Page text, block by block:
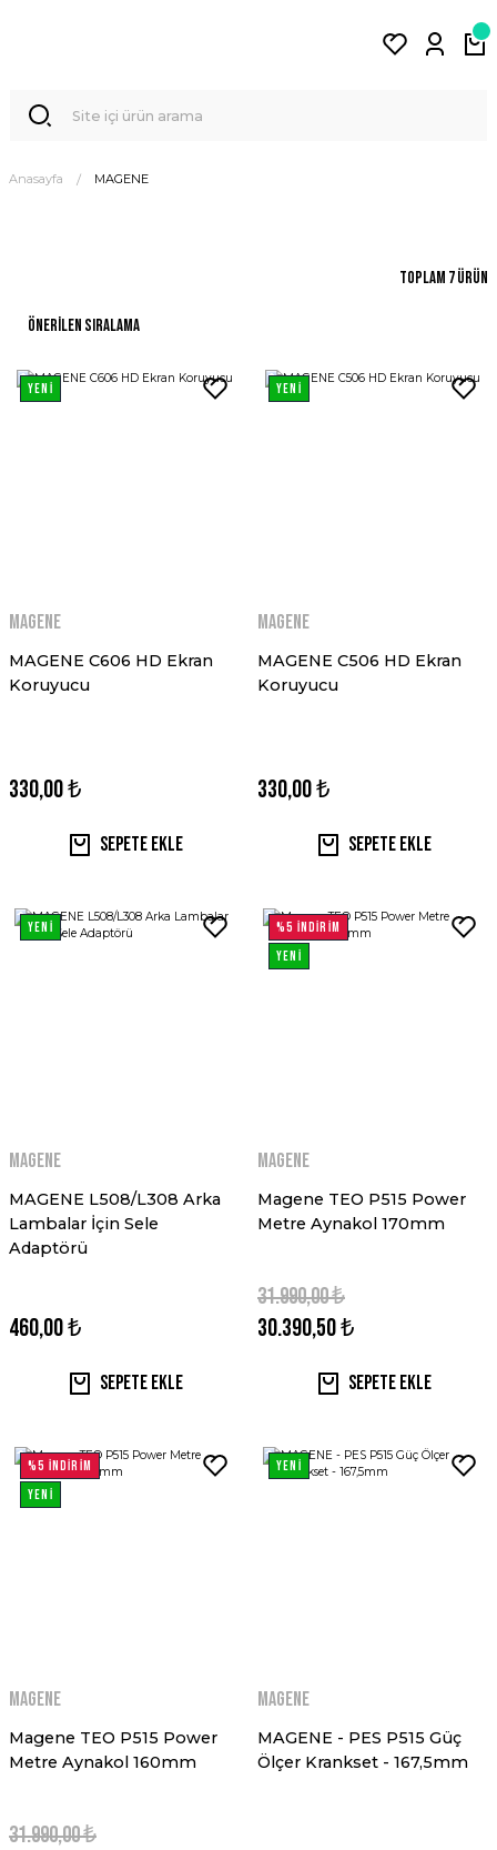
Anasayfa MAGENE
Toplam 7 ürün
YENİ
MAGENE
MAGENE C606 HD Ekran
Koruyucu
330,00 ₺
Sepete Ekle
YENİ
MAGENE
MAGENE C506 HD Ekran
Koruyucu
330,00 ₺
Sepete Ekle
YENİ
MAGENE
MAGENE L508/L308 Arka
Lambalar İçin Sele
Adaptörü
460,00 ₺
Sepete Ekle
%5 İNDİRİM
YENİ
MAGENE
Magene TEO P515 Power
Metre Aynakol 170mm
30.390,50 ₺
31.990,00 ₺
Sepete Ekle
%5 İNDİRİM
YENİ
MAGENE
Magene TEO P515 Power
Metre Aynakol 160mm
31.990,00 ₺
YENİ
MAGENE
MAGENE - PES P515 Güç
Ölçer Krankset - 167,5mm